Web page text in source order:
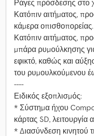
Ράγες πρόσδεσης
Κατόπιν αιτήματος,
κάμερα οπισθοπορείας.
Κατόπιν αιτήματος,
μπάρα ρυμούλκησης
εφικτό, καθώς και
του ρυμουλκούμενου
----
Ειδικός εξοπλισμός:
* Σύστημα ήχου
κάρτας SD,
* Διασύνδεση κινητού